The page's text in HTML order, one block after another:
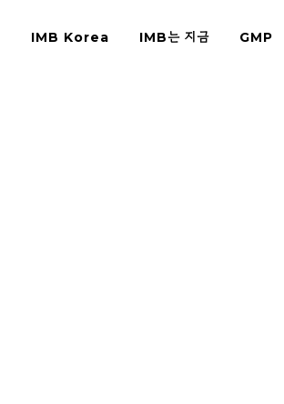
IMB Korea IMB는 지금 GMP